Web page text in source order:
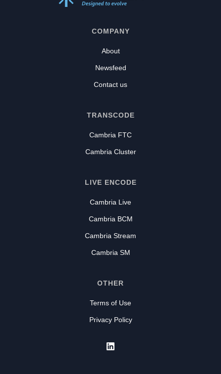
COMPANY
About
Newsfeed
Contact us
TRANSCODE
Cambria FTC
Cambria Cluster
LIVE ENCODE
Cambria Live
Cambria BCM
Cambria Stream
Cambria SM
OTHER
Terms of Use
Privacy Policy